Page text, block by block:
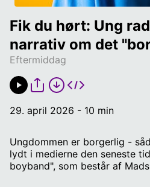
Eftermiddag
Fik du hørt: Ung
narrativ om det
boyband"
29. april 2026 - 10 min
Ungdommen er borgerlig -
lydt i medierne den seneste
boyband", som består af